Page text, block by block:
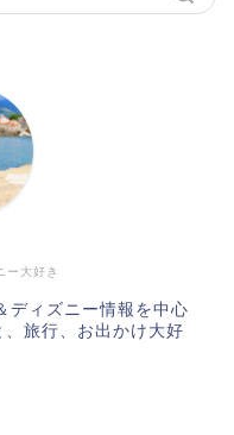
ー大好き
ディズニー情報を中心
旅行、お出かけ大好